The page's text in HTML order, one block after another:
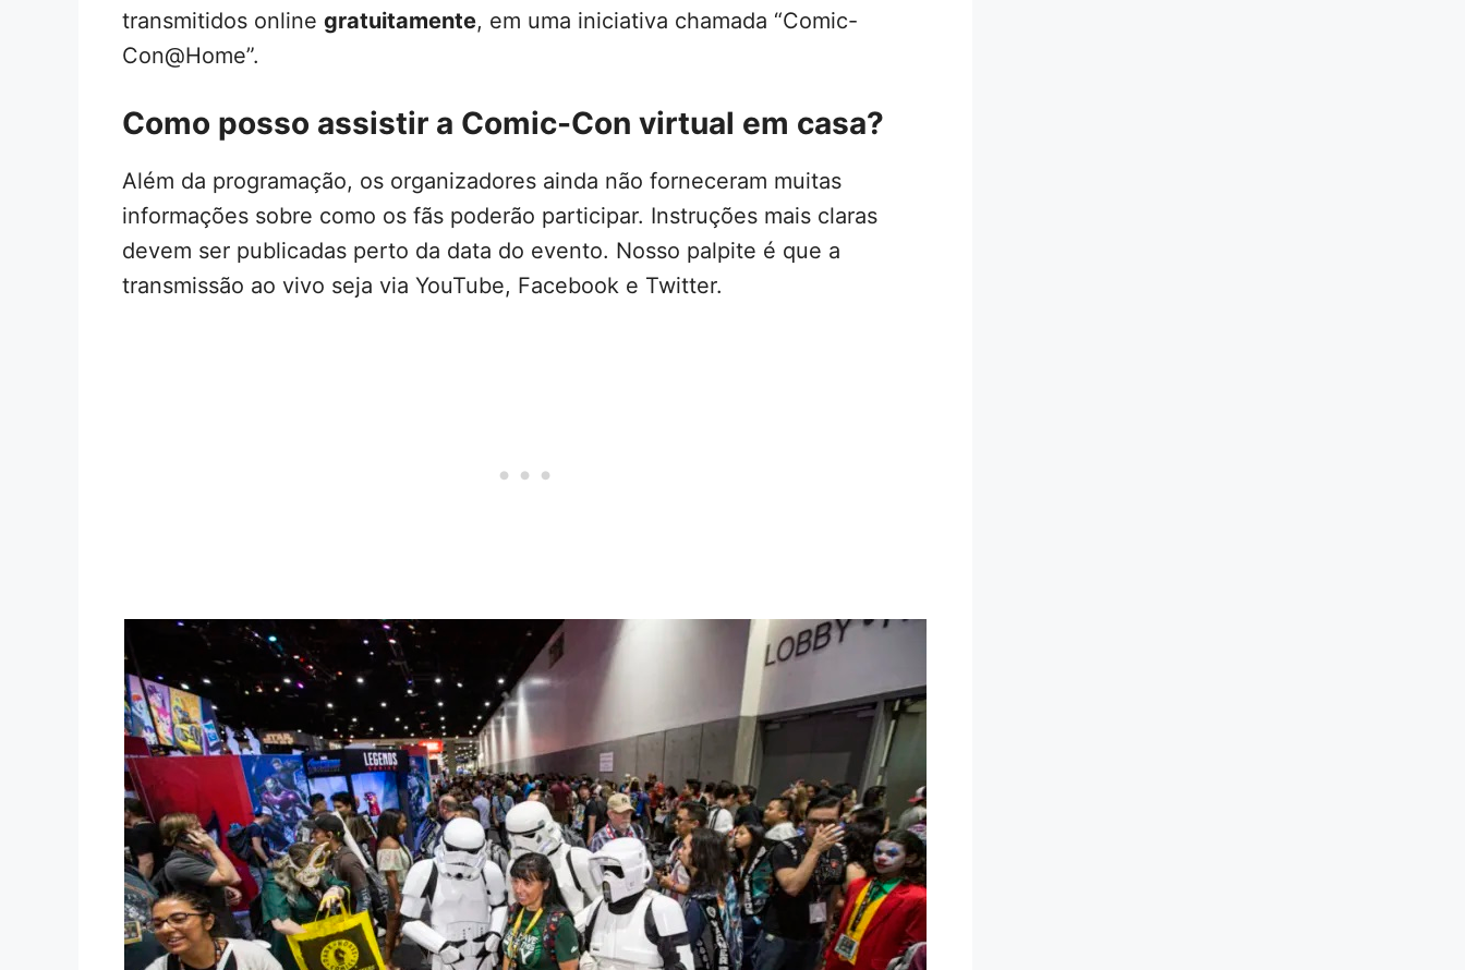
transmitidos online gratuitamente, em uma iniciativa chamada “Comic-
Con@Home”.
Como posso assistir a Comic-Con virtual em casa?
Além da programação, os organizadores ainda não forneceram muitas
informações sobre como os fãs poderão participar. Instruções mais claras
devem ser publicadas perto da data do evento. Nosso palpite é que a
transmissão ao vivo seja via YouTube, Facebook e Twitter.